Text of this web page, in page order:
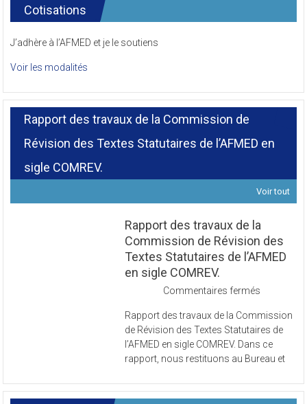
Cotisations
J’adhère à l’AFMED et je le soutiens
Voir les modalités
Rapport des travaux de la Commission de
Révision des Textes Statutaires de l’AFMED en
sigle COMREV.
Voir tout
Rapport des travaux de la
Commission de Révision des
Textes Statutaires de l’AFMED
en sigle COMREV.
Commentaires fermés
des
travaux
de
la
de
Rapport des travaux de la Commission
de Révision des Textes Statutaires de
l’AFMED en sigle COMREV. Dans ce
rapport, nous restituons au Bureau et